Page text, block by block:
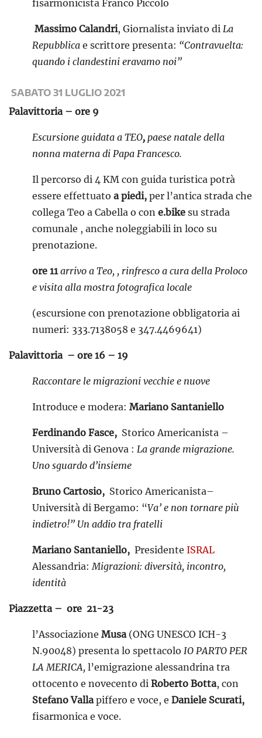
fisarmonicista Franco Piccolo
Massimo Calandri, Giornalista inviato di La
Repubblica e scrittore presenta: “Contravuelta:
quando i clandestini eravamo noi”
SABATO 31 LUGLIO 2021
Palavittoria – ore 9
Escursione guidata a TEO, paese natale della
nonna materna di Papa Francesco.
Il percorso di 4 KM con guida turistica potrà
essere effettuato a piedi, per l’antica strada che
collega Teo a Cabella o con e.bike su strada
comunale , anche noleggiabili in loco su
prenotazione.
ore 11 arrivo a Teo, , rinfresco a cura della Proloco
e visita alla mostra fotografica locale
(escursione con prenotazione obbligatoria ai
numeri: 333.7138058 e 347.4469641)
Palavittoria – ore 16 – 19
Raccontare le migrazioni vecchie e nuove
Introduce e modera: Mariano Santaniello
Ferdinando Fasce, Storico Americanista –
Università di Genova : La grande migrazione.
Uno sguardo d’insieme
Bruno Cartosio, Storico Americanista–
Università di Bergamo: “Va’ e non tornare più
indietro!” Un addio tra fratelli
Mariano Santaniello, Presidente ISRAL
Alessandria:Migrazioni: diversità, incontro,
identità
Piazzetta – ore 21-23
l’Associazione Musa(ONG UNESCO ICH-3
N.90048) presenta lo spettacolo IO PARTO PER
LA MERICA, l’emigrazione alessandrina tra
ottocento e novecento di Roberto Botta, con
Stefano Vallapiffero e voce, e Daniele Scurati,
fisarmonica e voce.